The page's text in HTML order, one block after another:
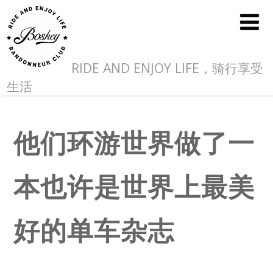
RIDE AND ENJOY LIFE，骑行享受
生活
他们环游世界做了一
本也许是世界上最美
好的单车杂志